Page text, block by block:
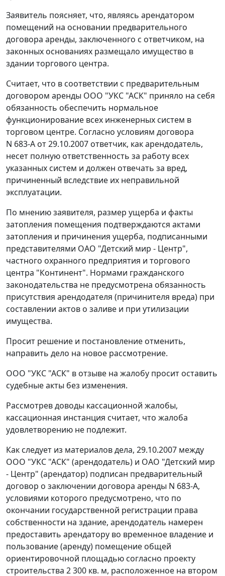
Заявитель поясняет, что, являясь арендатором
помещений на основании предварительного
договора аренды, заключенного с ответчиком, на
законных основаниях размещало имущество в
здании торгового центра.
Считает, что в соответствии с предварительным
договором аренды ООО "УКС "АСК" приняло на себя
обязанность обеспечить нормальное
функционирование всех инженерных систем в
торговом центре. Согласно условиям договора
N 683-А от 29.10.2007 ответчик, как арендодатель,
несет полную ответственность за работу всех
указанных систем и должен отвечать за вред,
причиненный вследствие их неправильной
эксплуатации.
По мнению заявителя, размер ущерба и факты
затопления помещения подтверждаются актами
затопления и причинения ущерба, подписанными
представителями ОАО "Детский мир - Центр",
частного охранного предприятия и торгового
центра "Континент". Нормами гражданского
законодательства не предусмотрена обязанность
присутствия арендодателя (причинителя вреда) при
составлении актов о заливе и при утилизации
имущества.
Просит решение и постановление отменить,
направить дело на новое рассмотрение.
ООО "УКС "АСК" в отзыве на жалобу просит оставить
судебные акты без изменения.
Рассмотрев доводы кассационной жалобы,
кассационная инстанция считает, что жалоба
удовлетворению не подлежит.
Как следует из материалов дела, 29.10.2007 между
ООО "УКС "АСК" (арендодатель) и ОАО "Детский мир
- Центр" (арендатор) подписан предварительный
договор о заключении договора аренды N 683-А,
условиями которого предусмотрено, что по
окончании государственной регистрации права
собственности на здание, арендодатель намерен
предоставить арендатору во временное владение и
пользование (аренду) помещение общей
ориентировочной площадью согласно проекту
строительства 2 300 кв. м, расположенное на втором